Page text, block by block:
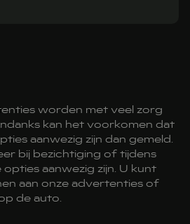
worden met veel zorg
kan het voorkomen dat
aanwezig zijn dan gemeld.
bij bezichtiging of tijdens
aanwezig zijn. U kunt
aan onze advertenties of
de auto.